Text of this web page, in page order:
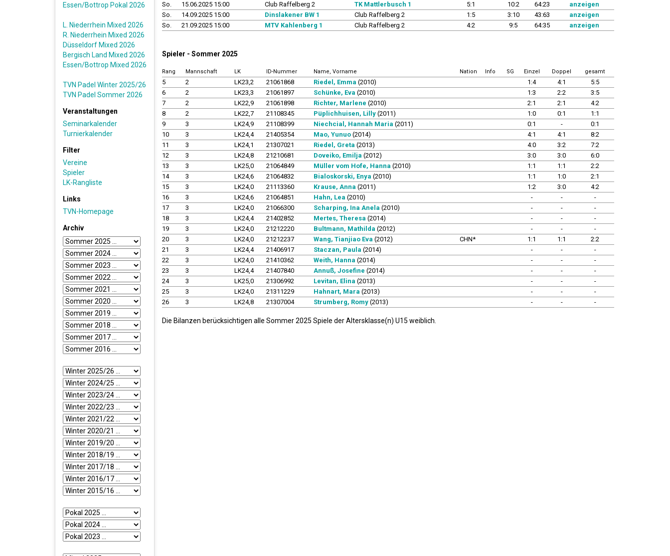
Essen/Bottrop Pokal 2026
L. Niederrhein Mixed 2026
R. Niederrhein Mixed 2026
Düsseldorf Mixed 2026
Bergisch Land Mixed 2026
Essen/Bottrop Mixed 2026
TVN Padel Winter 2025/26
TVN Padel Sommer 2026
Veranstaltungen
Seminarkalender
Turnierkalender
Filter
Vereine
Spieler
LK-Rangliste
Links
TVN-Homepage
Archiv
So.
15.06.2025 15:00 Club Raffelberg 2 TK Mattlerbusch 1 5:1 10:2 64:23
anzeigen
So.
14.09.2025 15:00 Dinslakener BW 1 Club Raffelberg 2 1:5 3:10 43:63
anzeigen
So.
21.09.2025 15:00 MTV Kahlenberg 1 Club Raffelberg 2 4:2 9:5 64:35 anzeigen
Spieler - Sommer 2025
Rang Mannschaft LK ID-Nummer Name, Vorname Nation Info SG Einzel Doppel gesamt
5 2 LK23,2 21061868 Riedel, Emma (2010) 1:4 4:1
5:5
6
2 LK23,3 21061897 Schünke, Eva (2010) 1:3 2:2
3:5
7
2 LK22,9 21061898 Richter, Marlene (2010) 2:1 2:1
4:2
8
2 LK22,7 21108345 Püplichhuisen, Lilly (2011) 1:0 0:1
1:1
9
3 LK24,9 21108399 Niechcial, Hannah Maria (2011) 0:1 -
0:1
10
3 LK24,4 21405354 Mao, Yunuo (2014) 4:1 4:1
8:2
11
3 LK24,1 21307021 Riedel, Greta (2013) 4:0 3:2
7:2
12
3 LK24,8 21210681 Doveiko, Emilja (2012) 3:0 3:0
6:0
13
3 LK25,0 21064849 Müller vom Hofe, Hanna (2010) 1:1 1:1
2:2
14
3 LK24,6 21064832 Bialoskorski, Enya (2010) 1:1 1:0
2:1
15
3 LK24,0 21113360 Krause, Anna (2011) 1:2 3:0
4:2
16
3 LK24,6 21064851 Hahn, Lea (2010) - -
-
17
3 LK24,0 21066300 Scharping, Ina Anela (2010) - -
-
18
3 LK24,4 21402852 Mertes, Theresa (2014) - -
-
19
3 LK24,0 21212220 Bultmann, Mathilda (2012) - -
-
20
3 LK24,0 21212237 Wang, Tianjiao Eva (2012) CHN* 1:1 1:1
2:2
21
3 LK24,4 21406917 Staczan, Paula (2014) - -
-
22
3 LK24,0 21410362 Weith, Hanna (2014) - -
-
23
3 LK24,4 21407840 Annuß, Josefine (2014) - -
-
24
3 LK25,0 21306992 Levitan, Elina (2013) - -
-
25
3 LK24,0 21311229 Hahnart, Mara (2013) - -
-
26
3 LK24,8 21307004 Strumberg, Romy (2013) - - -
Die Bilanzen berücksichtigen alle Sommer 2025 Spiele der Altersklasse(n) U15 weiblich.